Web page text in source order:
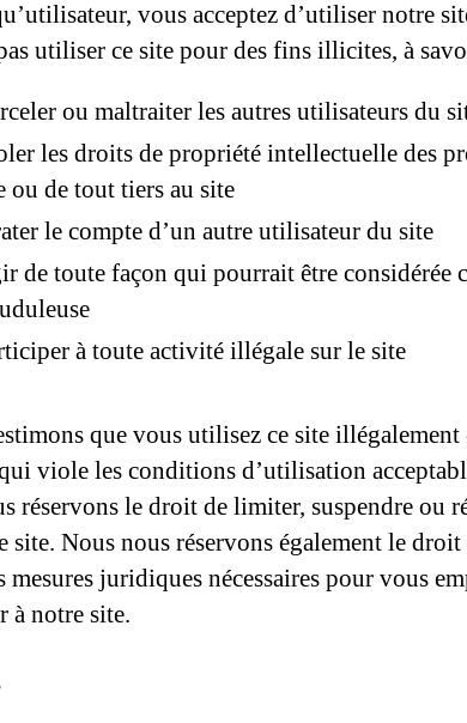
vous acceptez d’utiliser notre
utiliser ce site pour des fins illicites, à
ou maltraiter les autres utilisateurs du
les droits de propriété intellectuelle des
ou de tout tiers au site
le compte d’un autre utilisateur du site
de toute façon qui pourrait être considérée
à toute activité illégale sur le site
que vous utilisez ce site illégalement
viole les conditions d’utilisation
réservons le droit de limiter, suspendre ou
site. Nous nous réservons également le
mesures juridiques nécessaires pour vous
à notre site.